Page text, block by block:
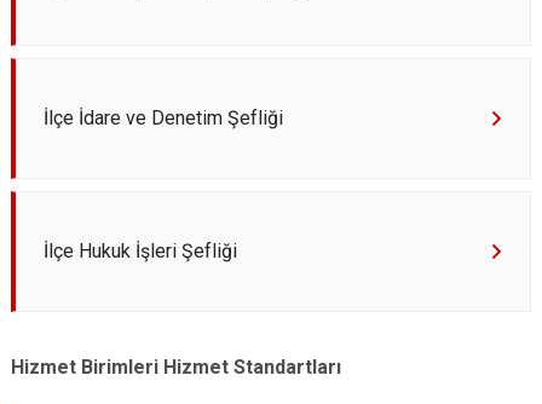
İlçe İdare ve Denetim Şefliği
İlçe Hukuk İşleri Şefliği
Hizmet Birimleri Hizmet Standartları